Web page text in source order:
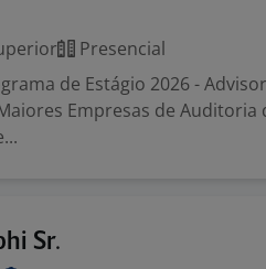
Presencial
de Estágio 2026 -
Empresas de Auditoria
Sr.